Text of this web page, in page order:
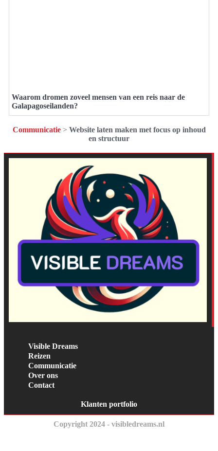
Waarom dromen zoveel mensen van een reis naar de
Galapagoseilanden?
Communicatie> Website laten maken met focus op inhoud
en structuur
Visible Dreams
Reizen
Communicatie
Over ons
Contact
Klanten portfolio
Copyright 2024 - visibledreams.nl